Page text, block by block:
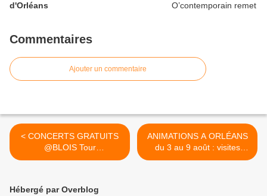
d'Orléans
Commentaires
Ajouter un commentaire
< CONCERTS GRATUITS
@BLOIS Tour
@Vibrationradio 25...
ANIMATIONS A ORLÉANS
du 3 au 9 août : visites
guidées, balades, musique,
Hébergé par Overblog